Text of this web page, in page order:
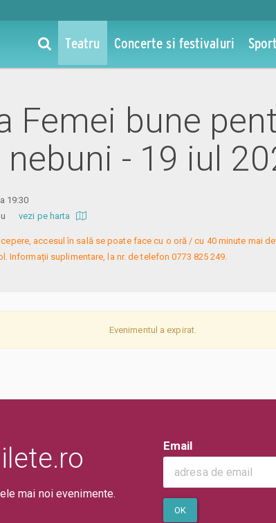
Teatru Concerte si festivaluri Sport
Femei bune
nebuni - 19 iul
19:30
vezi pe harta
accesul în sală se poate face cu o oră / cu 40 minute mai
Informații suplimentare, la nr. de telefon 0773 825 249.
Evenimentul a expirat.
mai noi evenimente.
Email
OK